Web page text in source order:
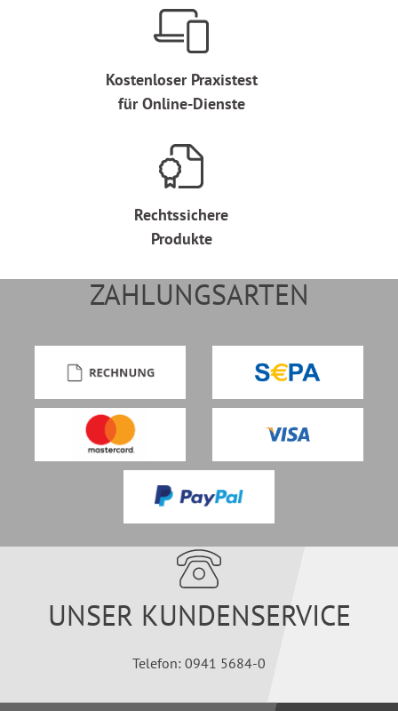
Kostenloser Praxistest
für Online-Dienste
Rechtssichere
Produkte
ZAHLUNGSARTEN
UNSER KUNDENSERVICE
Telefon: 0941 5684-0